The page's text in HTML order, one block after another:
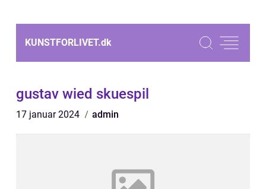
KUNSTFORLIVET.dk
gustav wied skuespil
17 januar 2024 admin